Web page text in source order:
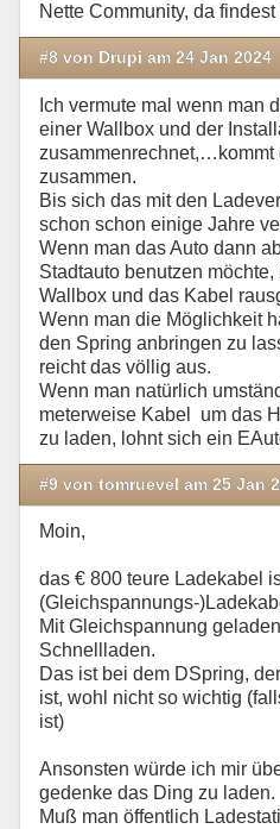
Nette Community, da
#8 von Drupi am 24 Jan 2024
Ich vermute mal wenn man
einer Wallbox und der
zusammenrechnet,…kommt
zusammen.
Bis sich das mit den
schon schon einige Jahre
Wenn man das Auto dann
Stadtauto benutzen
Wallbox und das Kabel
Wenn man die Möglichkeit
den Spring anbringen zu
reicht das völlig aus.
Wenn man natürlich
meterweise Kabel um das
zu laden, lohnt sich ein
#9 von tomruevel am 25 Jan
Moin,
das € 800 teure Ladekabel
(Gleichspannungs-
Mit Gleichspannung
Schnellladen.
Das ist bei dem DSpring,
ist, wohl nicht so wichtig
ist)
Ansonsten würde ich mir
gedenke das Ding zu laden.
Muß man öffentlich